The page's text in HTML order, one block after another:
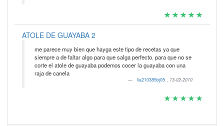
ATOLE DE GUAYABA 2
me parece muy bien que hayga este tipo de recetas ya que
siempre a de faltar algo para que salga perfecto. para que no se
corte el atole de guayaba podemos cocer la guayaba con una
raja de canela
lia210385bj05 , 13-02-2010